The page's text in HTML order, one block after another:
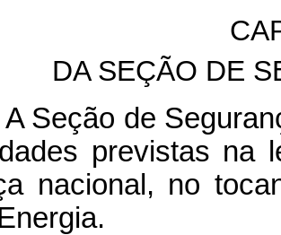
DA SEÇÃO DE
A Seção de
previstas na
nacional, no